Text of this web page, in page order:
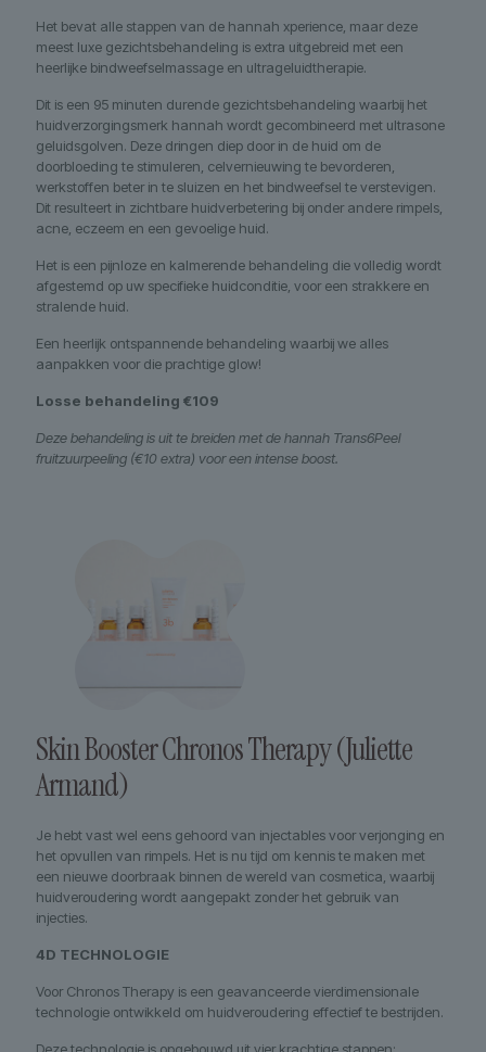
Het bevat alle stappen van de hannah xperience, maar deze
meest luxe gezichtsbehandeling is extra uitgebreid met een
heerlijke bindweefselmassage en ultrageluidtherapie.
Dit is een 95 minuten durende gezichtsbehandeling waarbij het
huidverzorgingsmerk hannah wordt gecombineerd met ultrasone
geluidsgolven. Deze dringen diep door in de huid om de
doorbloeding te stimuleren, celvernieuwing te bevorderen,
werkstoffen beter in te sluizen en het bindweefsel te verstevigen.
Dit resulteert in zichtbare huidverbetering bij onder andere rimpels,
acne, eczeem en een gevoelige huid.
Het is een pijnloze en kalmerende behandeling die volledig wordt
afgestemd op uw specifieke huidconditie, voor een strakkere en
stralende huid.
Een heerlijk ontspannende behandeling waarbij we alles
aanpakken voor die prachtige glow!
Losse behandeling €109
Deze behandeling is uit te breiden met de hannah Trans6Peel
fruitzuurpeeling (€10 extra) voor een intense boost.
Skin Booster Chronos Therapy (Juliette
Armand)
Je hebt vast wel eens gehoord van injectables voor verjonging en
het opvullen van rimpels. Het is nu tijd om kennis te maken met
een nieuwe doorbraak binnen de wereld van cosmetica, waarbij
huidveroudering wordt aangepakt zonder het gebruik van
injecties.
4D TECHNOLOGIE
Voor Chronos Therapy is een geavanceerde vierdimensionale
technologie ontwikkeld om huidveroudering effectief te bestrijden.